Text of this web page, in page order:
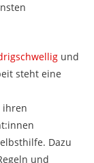
und
steht eine
ihren
Dazu
und